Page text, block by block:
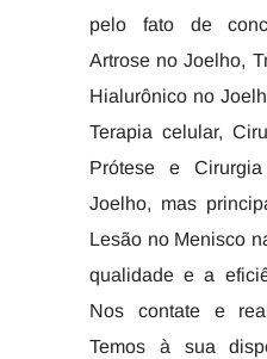
pelo fato de
Artrose no Joelho,
Hialurônico no
Terapia celular,
Prótese e
Joelho, mas
Lesão no Menisco
qualidade e a
Nos contate e
Temos à sua